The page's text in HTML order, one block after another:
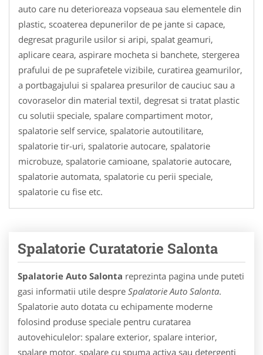
auto care nu deterioreaza vopseaua sau elementele din
plastic, scoaterea depunerilor de pe jante si capace,
degresat pragurile usilor si aripi, spalat geamuri,
aplicare ceara, aspirare mocheta si banchete, stergerea
prafului de pe suprafetele vizibile, curatirea geamurilor,
a portbagajului si spalarea presurilor de cauciuc sau a
covoraselor din material textil, degresat si tratat plastic
cu solutii speciale, spalare compartiment motor,
spalatorie self service, spalatorie autoutilitare,
spalatorie tir-uri, spalatorie autocare, spalatorie
microbuze, spalatorie camioane, spalatorie autocare,
spalatorie automata, spalatorie cu perii speciale,
spalatorie cu fise etc.
Spalatorie Curatatorie Salonta
Spalatorie Auto Salonta reprezinta pagina unde puteti
gasi informatii utile despre Spalatorie Auto Salonta.
Spalatorie auto dotata cu echipamente moderne
folosind produse speciale pentru curatarea
autovehiculelor: spalare exterior, spalare interior,
spalare motor, spalare cu spuma activa sau detergenti